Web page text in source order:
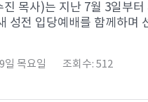
목사)는 지난 7월 3일부
성전 입당예배를 함께하며
일 목요일 조회수: 512